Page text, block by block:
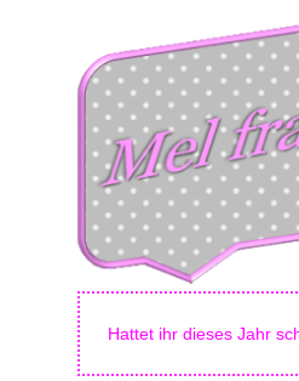
Hattet ihr dieses Jahr